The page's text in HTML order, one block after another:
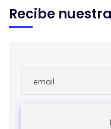
Recibe